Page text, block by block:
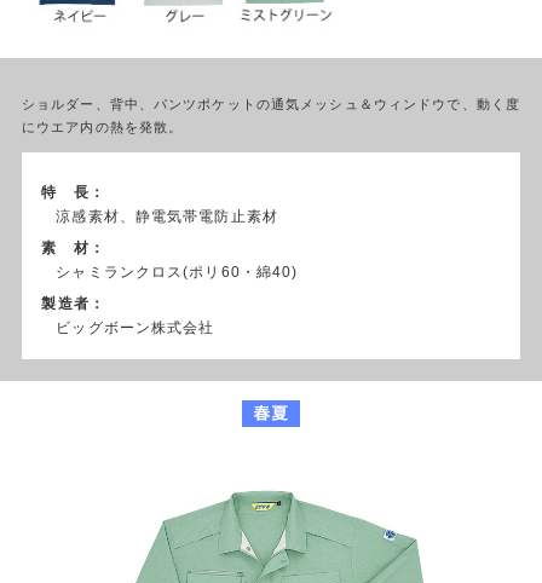
ショルダー、背中、パンツポケットの通気メッシュ＆ウィンドウで、動く度
にウエア内の熱を発散。
特 長：
涼感素材、静電気帯電防止素材
素 材：
シャミランクロス(ポリ60・綿40)
製造者：
ビッグボーン株式会社